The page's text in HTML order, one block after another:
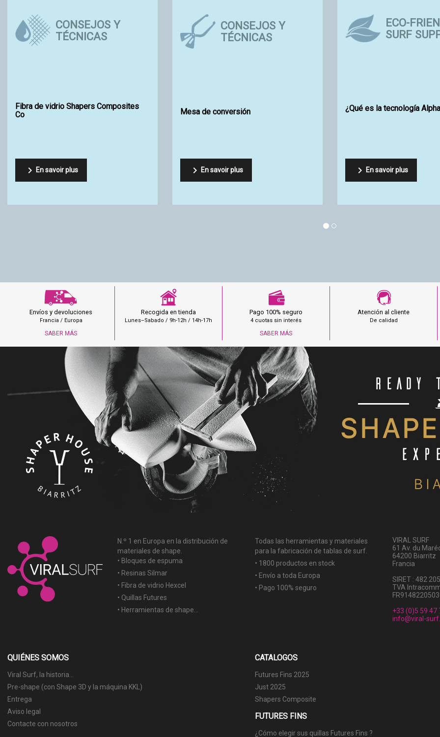
Y
ECO-FRIENDLY
SURF SUPPLY
¿Qué es la tecnología Alpha Netplus?
EQUIPEMENTS &
ACCESSOIRES
¿Cómo elegir sus quillas Futures Fins
?
Resina
Viral de

Envíos y devoluciones
Francia / Europa
SABER MÁS
Recogida en tienda
Lunes–Sabado / 9h-12h / 14h-17h
Pago 100% seguro
4 cuotas sin interés
SABER MÁS
Atención al cliente
De calidad
N.º 1 en Europa en la distribución de
materiales de shape.
• Bloques de espuma
• Resinas Silmar
• Fibra de vidrio Hexcel
• Quillas Futures
• Herramientas de shape...
Todas las herramientas y materiales
para la fabricación de tablas de surf.
• 1800 productos en stock
• Envío a toda Europa
• Pago 100% seguro
VIRAL SURF
61 Av. du
64200 Biarritz
Francia
SIRET : 482
TVA
+33 (0)5 59 47
info@viral-
QUIÉNES SOMOS
Viral Surf, la historia...
Pre-shape (con Shape 3D y la máquina KKL)
Entrega
Aviso legal
Contacte con nosotros
CATALOGOS
Futures Fins 2025
Just 2025
Shapers Composite
FUTURES FINS
¿Cómo elegir sus quillas Futures Fins ?